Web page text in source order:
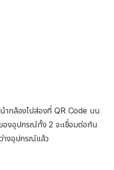
ำกล้องไปส่องที่ QR Code บน
งอุปกรณ์ทั้ง 2 จะเชื่อมต่อกัน
างอุปกรณ์แล้ว